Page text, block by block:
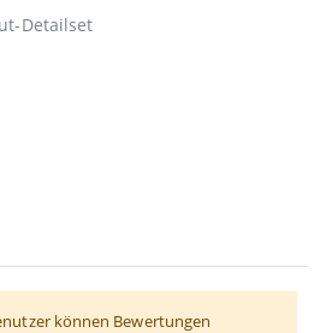
Detailset
können Bewertungen